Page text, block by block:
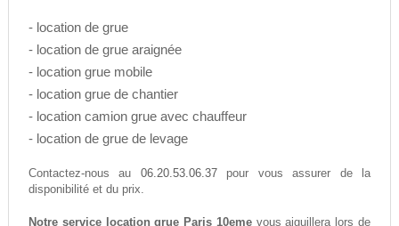
- location de grue
- location de grue araignée
- location grue mobile
- location grue de chantier
- location camion grue avec chauffeur
- location de grue de levage
Contactez-nous au 06.20.53.06.37pour vous assurer de la
disponibilité et du prix.
Notre service location grue Paris 10emevous aiguillera lors de